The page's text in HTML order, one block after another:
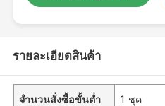
รายละเอียดสินค้า
จำนวนสั่งซื้อขั้นต่ำ 1 ชุด